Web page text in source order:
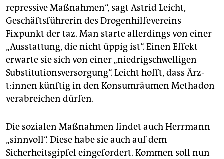
repressive Maßnahmen“, sagt Astrid Leicht,
Geschäftsführerin des Drogenhilfevereins
Fixpunkt der taz. Man starte allerdings von einer
„Ausstattung, die nicht üppig ist“. Einen Effekt
erwarte sie sich von einer „niedrigschwelligen
Substitutionsversorgung“. Leicht hofft, dass Ärz­
t:in­nen künftig in den Konsumräumen Methadon
verabreichen dürfen.
Die sozialen Maßnahmen findet auch Herrmann
„sinnvoll“. Diese habe sie auch auf dem
Sicherheitsgipfel eingefordert. Kommen soll nun